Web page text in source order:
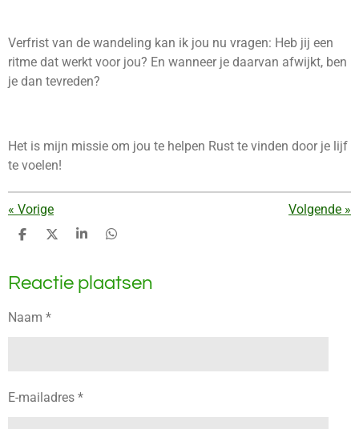
Verfrist van de wandeling kan ik jou nu vragen: Heb jij een
ritme dat werkt voor jou? En wanneer je daarvan afwijkt, ben
je dan tevreden?
Het is mijn missie om jou te helpen Rust te vinden door je lijf
te voelen!
« Vorige Volgende »
D
e
n
D
l
S
r
e
D
e
n
Reactie plaatsen
Naam *
E-mailadres *